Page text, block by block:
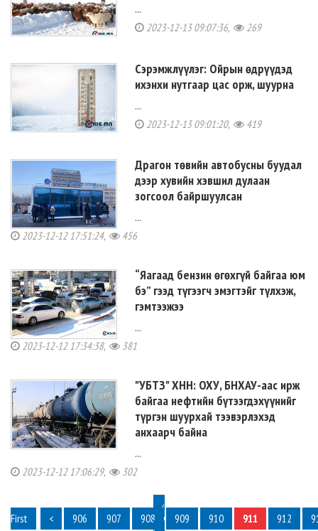
...
2023-12-13 09:07:36, 269
Сэрэмжлүүлэг: Ойрын өдрүүдэд
ихэнхи нутгаар цас орж, шуурна
...
2023-12-13 09:01:20, 419
Драгон төвийн автобусны буудал
дээр хувийн хэвшил дулаан
зогсоол байршуулсан
...
2023-12-12 17:51:24, 456
“Яагаад бензин өгөхгүй байгаа юм
бэ” гээд түгээгч эмэгтэйг түлхэж,
гэмтээжээ
...
2023-12-12 17:34:38, 381
"УБТЗ" ХНН: ОХУ, БНХАУ-аас ирж
байгаа нефтийн бүтээгдэхүүнийг
түргэн шуурхай тээвэрлэхэд
анхаарч байна
...
2023-12-12 17:06:29, 302
‹
First
< 906 907 908 909 910 911 912